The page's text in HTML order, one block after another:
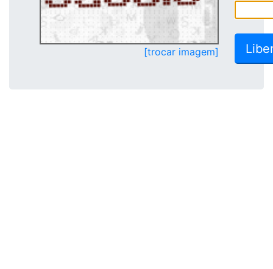
[trocar imagem]